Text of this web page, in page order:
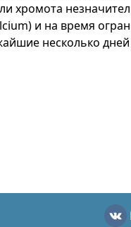
хромота
и на время
несколько